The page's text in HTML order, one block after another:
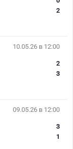
2
10.05.26 в 12:00
2
3
09.05.26 в 12:00
3
1